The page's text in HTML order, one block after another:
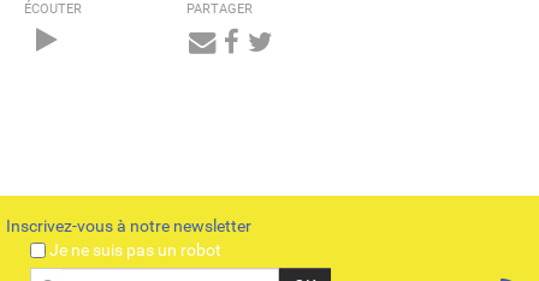
ÉCOUTER PARTAGER
Inscrivez-vous à notre newsletter
Je ne suis pas un robot